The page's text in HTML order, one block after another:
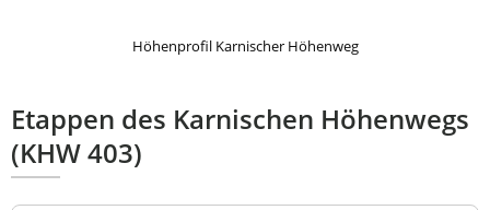
Höhenprofil Karnischer Höhenweg
Etappen des Karnischen Höhenwegs
(KHW 403)